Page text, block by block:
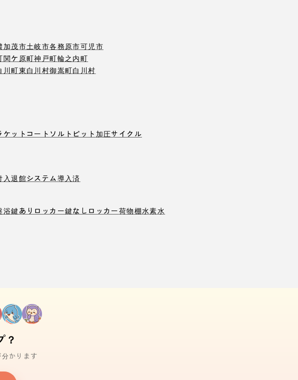
加茂市土岐市各務原市可児市
関ケ原町神戸町輪之内町
川町東白川村御嵩町白川村
ケットコート ソルトピット 加圧サイクル
入退館システム導入済
浴鍵ありロッカー鍵なしロッカー荷物棚水素水
？
かります